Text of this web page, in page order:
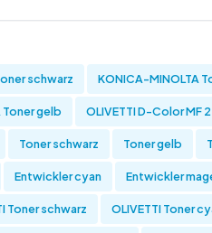
schwarz KONICA-MINOLTA
Toner gelb OLIVETTI D-Color MF
Toner schwarz Toner gelb
Entwickler cyan Entwickler
Toner schwarz OLIVETTI Toner